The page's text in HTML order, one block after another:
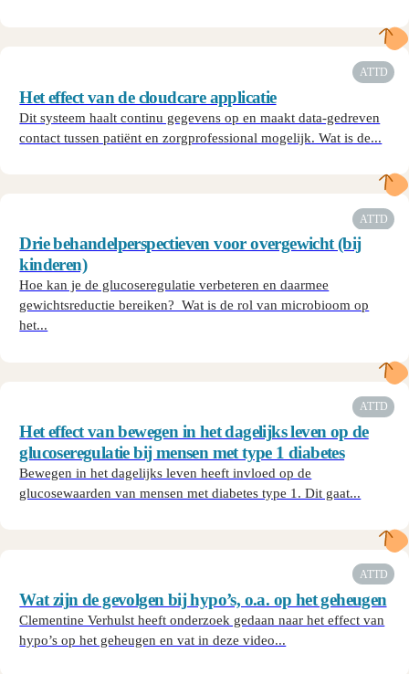
ATTD
Het effect van de cloudcare applicatie
Dit systeem haalt continu gegevens op en maakt data-gedreven
contact tussen patiënt en zorgprofessional mogelijk. Wat is de...
ATTD
Drie behandelperspectieven voor overgewicht (bij
kinderen)
Hoe kan je de glucoseregulatie verbeteren en daarmee
gewichtsreductie bereiken? Wat is de rol van microbioom op
het...
ATTD
Het effect van bewegen in het dagelijks leven op de
glucoseregulatie bij mensen met type 1 diabetes
Bewegen in het dagelijks leven heeft invloed op de
glucosewaarden van mensen met diabetes type 1. Dit gaat...
ATTD
Wat zijn de gevolgen bij hypo’s, o.a. op het geheugen
Clementine Verhulst heeft onderzoek gedaan naar het effect van
hypo’s op het geheugen en vat in deze video...